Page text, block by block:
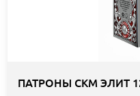
ПАТРОНЫ СКМ ЭЛИТ